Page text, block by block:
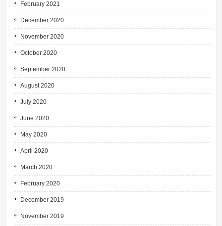
February 2021
December 2020
November 2020
October 2020
September 2020
August 2020
July 2020
June 2020
May 2020
April 2020
March 2020
February 2020
December 2019
November 2019